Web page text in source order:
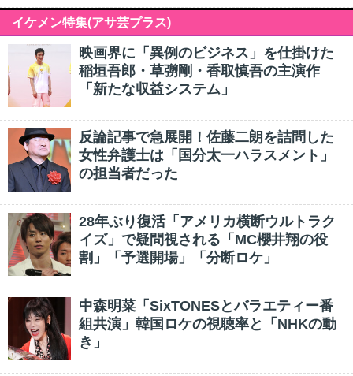
イケメン特集(アサ芸プラス)
映画界に「異例のビジネス」を仕掛けた
稲垣吾郎・草彅剛・香取慎吾の主演作
「新たな収益システム」
反論記事で急展開！佐藤二朗を詰問した
女性弁護士は「国分太一ハラスメント」
の担当者だった
28年ぶり復活「アメリカ横断ウルトラク
イズ」で疑問視される「MC櫻井翔の役
割」「予選開場」「分断ロケ」
中森明菜「SixTONESとバラエティー番
組共演」韓国ロケの視聴率と「NHKの動
き」